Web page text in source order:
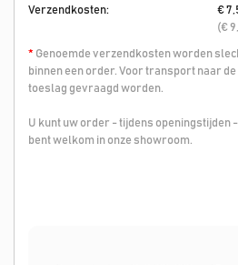
Verzendkosten:
€
(€
* Genoemde verzendkosten worden
binnen een order. Voor transport naar
toeslag gevraagd worden.
U kunt uw order - tijdens openingstijden
bent welkom in onze showroom.